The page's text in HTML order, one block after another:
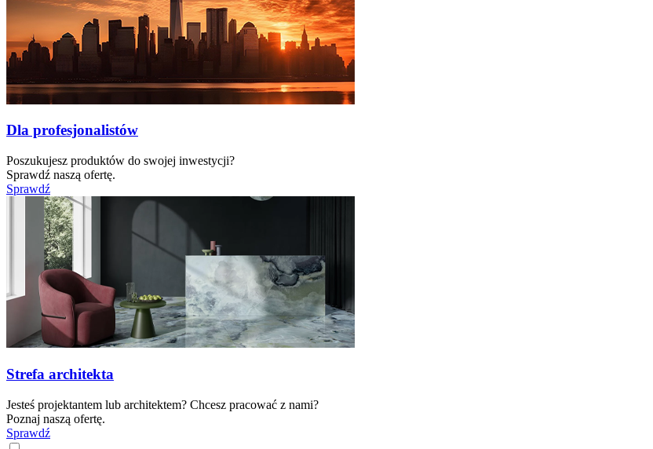
Dla profesjonalistów
Poszukujesz produktów do swojej inwestycji?
Sprawdź naszą ofertę.
Sprawdź
Strefa architekta
Jesteś projektantem lub architektem? Chcesz pracować z nami?
Poznaj naszą ofertę.
Sprawdź